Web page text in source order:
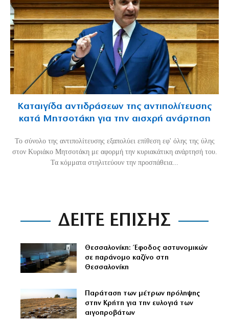
Καταιγίδα αντιδράσεων της αντιπολίτευσης
κατά Μητσοτάκη για την αισχρή ανάρτηση
Το σύνολο της αντιπολίτευσης εξαπολύει επίθεση εφ' όλης της ύλης
στον Κυριάκο Μητσοτάκη με αφορμή την κυριακάτικη ανάρτησή του.
Τα κόμματα στηλιτεύουν την προσπάθεια...
ΔΕΙΤΕ ΕΠΙΣΗΣ
Θεσσαλονίκη: Έφοδος αστυνομικών
σε παράνομο καζίνο στη
Θεσσαλονίκη
Παράταση των μέτρων πρόληψης
στην Κρήτη για την ευλογιά των
αιγοπροβάτων